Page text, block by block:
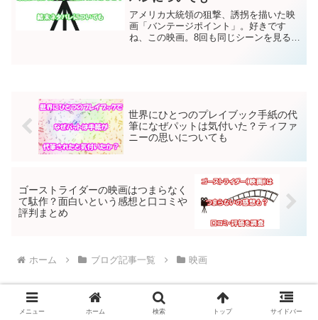
アメリカ大統領の狙撃、誘拐を描いた映
画「バンテージポイント」。好きです
ね、この映画。8回も同じシーンを見るこ
世界にひとつのプレイブック手紙の代
筆になぜパットは気付いた？ティファ
ニーの思いについても
ゴーストライダーの映画はつまらなく
て駄作？面白いという感想と口コミや
評判まとめ
ホーム ブログ記事一覧 映画
メニュー ホーム 検索 トップ サイドバー